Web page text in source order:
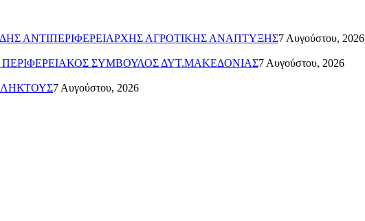
ΑΝΤΙΠΕΡΙΦΕΡΕΙΑΡΧΗΣ ΑΓΡΟΤΙΚΗΣ ΑΝΑΠΤΥΞΗΣ7 Αυγούστου, 2026
ΠΕΡΙΦΕΡΕΙΑΚΟΣ ΣΥΜΒΟΥΛΟΣ ΔΥΤ.ΜΑΚΕΔΟΝΙΑΣ7 Αυγούστου, 2026
7 Αυγούστου, 2026